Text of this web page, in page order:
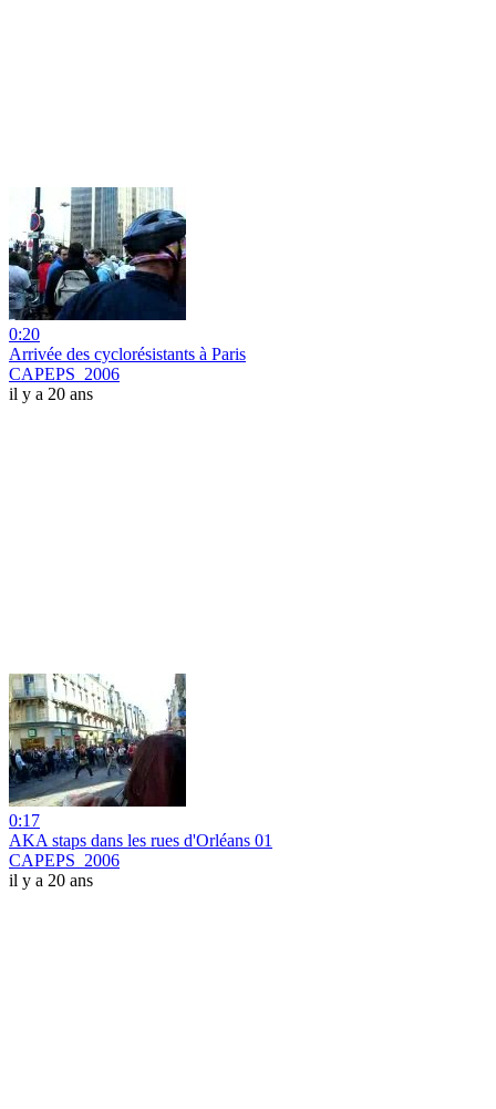
0:20
Arrivée des cyclorésistants à Paris
CAPEPS_2006
il y a 20 ans
0:17
AKA staps dans les rues d'Orléans 01
CAPEPS_2006
il y a 20 ans